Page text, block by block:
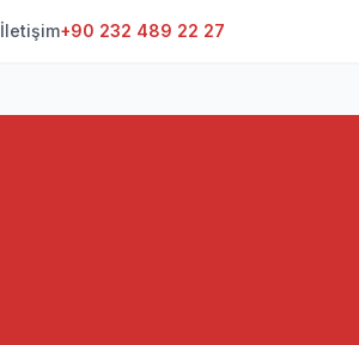
İletişim+90 232 489 22 27